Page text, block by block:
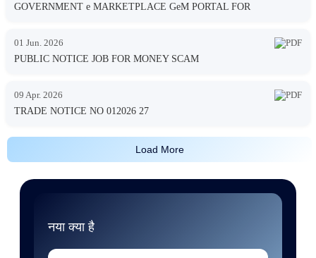
GOVERNMENT e MARKETPLACE GeM PORTAL FOR
01 Jun. 2026
PUBLIC NOTICE JOB FOR MONEY SCAM
09 Apr. 2026
TRADE NOTICE NO 012026 27
Load More
नया क्या है